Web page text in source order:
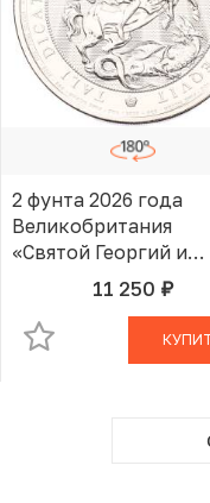
2 фунта 2026 года
Великобритания
«Святой Георгий и
Дракон»11 250 руб.
В